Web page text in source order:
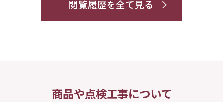
閲覧履歴を全て見る
商品や点検工事について